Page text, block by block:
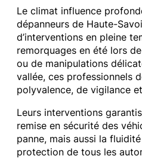
Le climat influence
dépanneurs de Haute-
d’interventions en pleine
remorquages en été lors
ou de manipulations
vallée, ces professionnels
polyvalence, de vigilance
Leurs interventions
remise en sécurité des
panne, mais aussi la
protection de tous les